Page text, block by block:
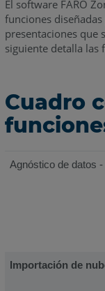
El software FARO
funciones
presentaciones que
siguiente detalla las
Cuadro
Agnóstico de datos
Importación de